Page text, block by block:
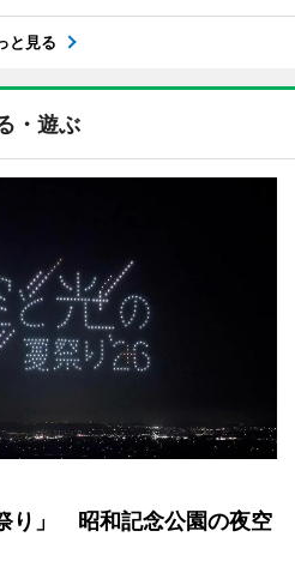
と見る
・遊ぶ
り」 昭和記念公園の夜空